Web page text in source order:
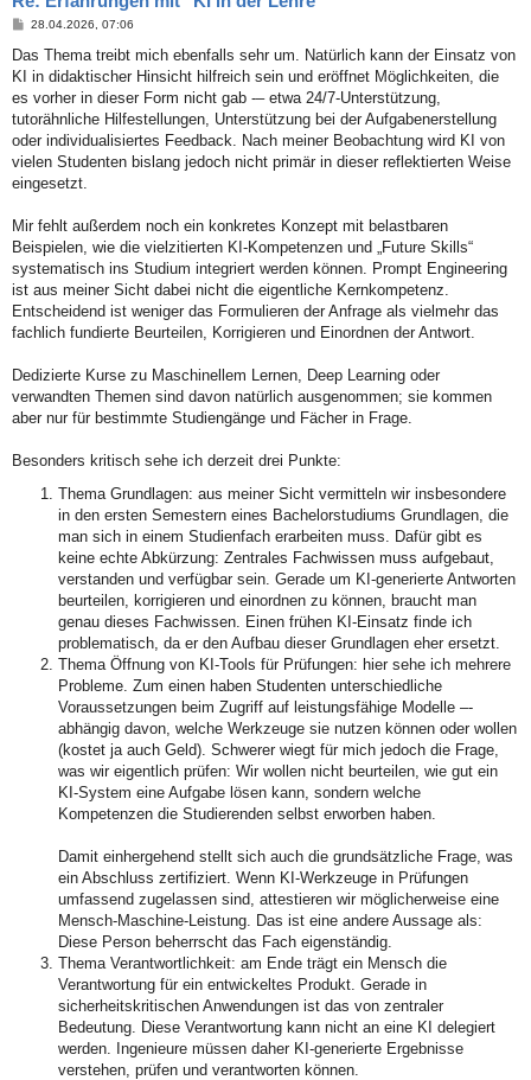
B
i
r
a
28.04.2026, 07:06
Das Thema treibt mich ebenfalls sehr um. Natürlich kann der Einsatz von
KI in didaktischer Hinsicht hilfreich sein und eröffnet Möglichkeiten, die
es vorher in dieser Form nicht gab -– etwa 24/7-Unterstützung,
tutorähnliche Hilfestellungen, Unterstützung bei der Aufgabenerstellung
oder individualisiertes Feedback. Nach meiner Beobachtung wird KI von
vielen Studenten bislang jedoch nicht primär in dieser reflektierten Weise
eingesetzt.
Mir fehlt außerdem noch ein konkretes Konzept mit belastbaren
Beispielen, wie die vielzitierten KI-Kompetenzen und „Future Skills“
systematisch ins Studium integriert werden können. Prompt Engineering
ist aus meiner Sicht dabei nicht die eigentliche Kernkompetenz.
Entscheidend ist weniger das Formulieren der Anfrage als vielmehr das
fachlich fundierte Beurteilen, Korrigieren und Einordnen der Antwort.
Dedizierte Kurse zu Maschinellem Lernen, Deep Learning oder
verwandten Themen sind davon natürlich ausgenommen; sie kommen
aber nur für bestimmte Studiengänge und Fächer in Frage.
Besonders kritisch sehe ich derzeit drei Punkte:
Thema Grundlagen: aus meiner Sicht vermitteln wir insbesondere
in den ersten Semestern eines Bachelorstudiums Grundlagen, die
man sich in einem Studienfach erarbeiten muss. Dafür gibt es
keine echte Abkürzung: Zentrales Fachwissen muss aufgebaut,
verstanden und verfügbar sein. Gerade um KI-generierte Antworten
beurteilen, korrigieren und einordnen zu können, braucht man
genau dieses Fachwissen. Einen frühen KI-Einsatz finde ich
problematisch, da er den Aufbau dieser Grundlagen eher ersetzt.
Thema Öffnung von KI-Tools für Prüfungen: hier sehe ich mehrere
Probleme. Zum einen haben Studenten unterschiedliche
Voraussetzungen beim Zugriff auf leistungsfähige Modelle –-
abhängig davon, welche Werkzeuge sie nutzen können oder wollen
(kostet ja auch Geld). Schwerer wiegt für mich jedoch die Frage,
was wir eigentlich prüfen: Wir wollen nicht beurteilen, wie gut ein
KI-System eine Aufgabe lösen kann, sondern welche
Kompetenzen die Studierenden selbst erworben haben.
Damit einhergehend stellt sich auch die grundsätzliche Frage, was
ein Abschluss zertifiziert. Wenn KI-Werkzeuge in Prüfungen
umfassend zugelassen sind, attestieren wir möglicherweise eine
Mensch-Maschine-Leistung. Das ist eine andere Aussage als:
Diese Person beherrscht das Fach eigenständig.
Thema Verantwortlichkeit: am Ende trägt ein Mensch die
Verantwortung für ein entwickeltes Produkt. Gerade in
sicherheitskritischen Anwendungen ist das von zentraler
Bedeutung. Diese Verantwortung kann nicht an eine KI delegiert
werden. Ingenieure müssen daher KI-generierte Ergebnisse
verstehen, prüfen und verantworten können.